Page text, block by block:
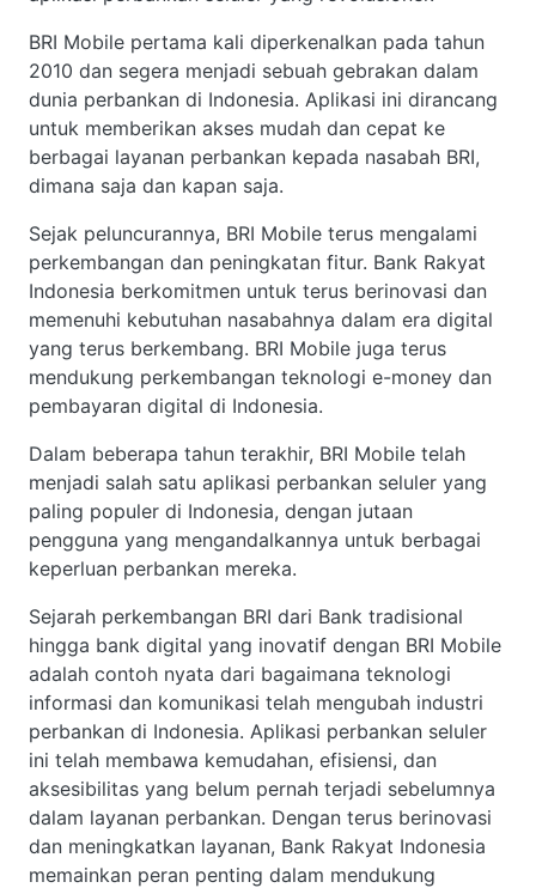
BRI Mobile pertama kali diperkenalkan pada tahun
2010 dan segera menjadi sebuah gebrakan dalam
dunia perbankan di Indonesia. Aplikasi ini dirancang
untuk memberikan akses mudah dan cepat ke
berbagai layanan perbankan kepada nasabah BRI,
dimana saja dan kapan saja.
Sejak peluncurannya, BRI Mobile terus mengalami
perkembangan dan peningkatan fitur. Bank Rakyat
Indonesia berkomitmen untuk terus berinovasi dan
memenuhi kebutuhan nasabahnya dalam era digital
yang terus berkembang. BRI Mobile juga terus
mendukung perkembangan teknologi e-money dan
pembayaran digital di Indonesia.
Dalam beberapa tahun terakhir, BRI Mobile telah
menjadi salah satu aplikasi perbankan seluler yang
paling populer di Indonesia, dengan jutaan
pengguna yang mengandalkannya untuk berbagai
keperluan perbankan mereka.
Sejarah perkembangan BRI dari Bank tradisional
hingga bank digital yang inovatif dengan BRI Mobile
adalah contoh nyata dari bagaimana teknologi
informasi dan komunikasi telah mengubah industri
perbankan di Indonesia. Aplikasi perbankan seluler
ini telah membawa kemudahan, efisiensi, dan
aksesibilitas yang belum pernah terjadi sebelumnya
dalam layanan perbankan. Dengan terus berinovasi
dan meningkatkan layanan, Bank Rakyat Indonesia
memainkan peran penting dalam mendukung